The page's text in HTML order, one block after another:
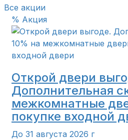
Все акции
% Акция
Открой двери
Дополнительная
межкомнатные
покупке входной
До 31 августа 2026 г